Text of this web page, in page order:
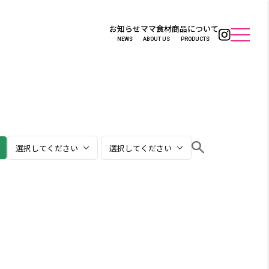
お知らせ
NEWS
ママ食材
ABOUT US
商品について
PRODUCTS